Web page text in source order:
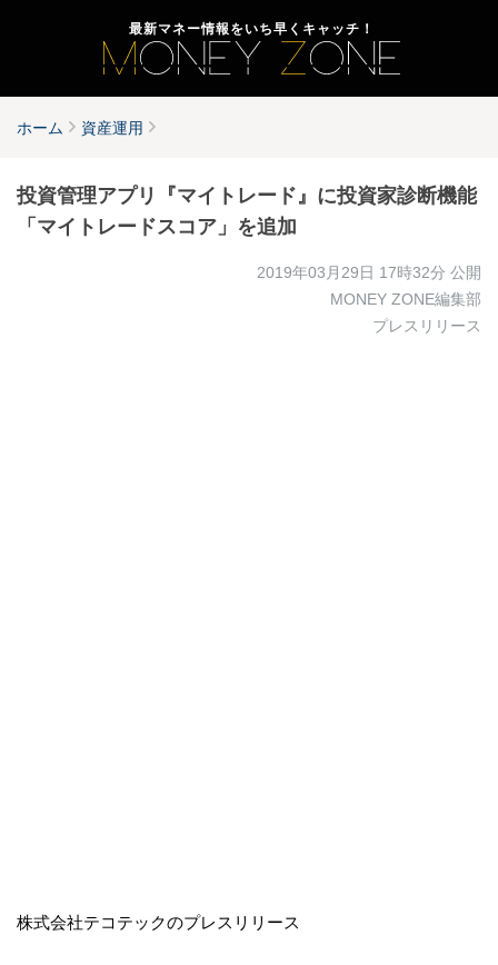
最新マネー情報をいち早くキャッチ！
ホーム 資産運用
投資管理アプリ『マイトレード』に投資家診断機能
「マイトレードスコア」を追加
2019年03月29日 17時32分 公開
MONEY ZONE編集部
プレスリリース
株式会社テコテックのプレスリリース